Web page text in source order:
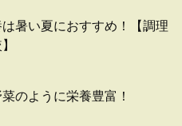
暑い夏におすすめ！【調理
のように栄養豊富！